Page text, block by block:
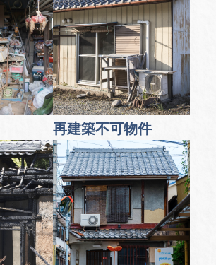
再建築不可物件